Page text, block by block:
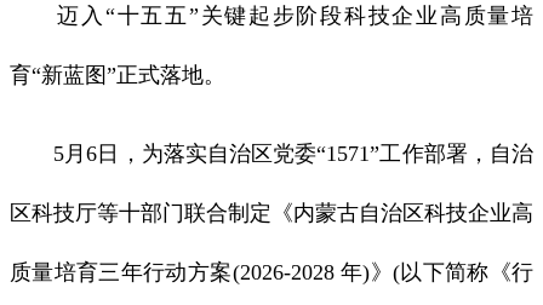
迈入“十五五”关键起步阶段科技企业高质量培
育“新蓝图”正式落地。
5月6日，为落实自治区党委“1571”工作部署，自治
区科技厅等十部门联合制定《内蒙古自治区科技企业高
质量培育三年行动方案(2026-2028 年)》(以下简称《行